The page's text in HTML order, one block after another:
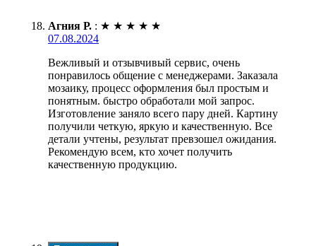
Агния Р. : ★ ★ ★ ★ ★
07.08.2024
Вежливый и отзывчивый сервис, очень
понравилось общение с менеджерами. Заказала
мозаику, процесс оформления был простым и
понятным. быстро обработали мой запрос.
Изготовление заняло всего пару дней. Картину
получили четкую, яркую и качественную. Все
детали учтены, результат превзошел ожидания.
Рекомендую всем, кто хочет получить
качественную продукцию.